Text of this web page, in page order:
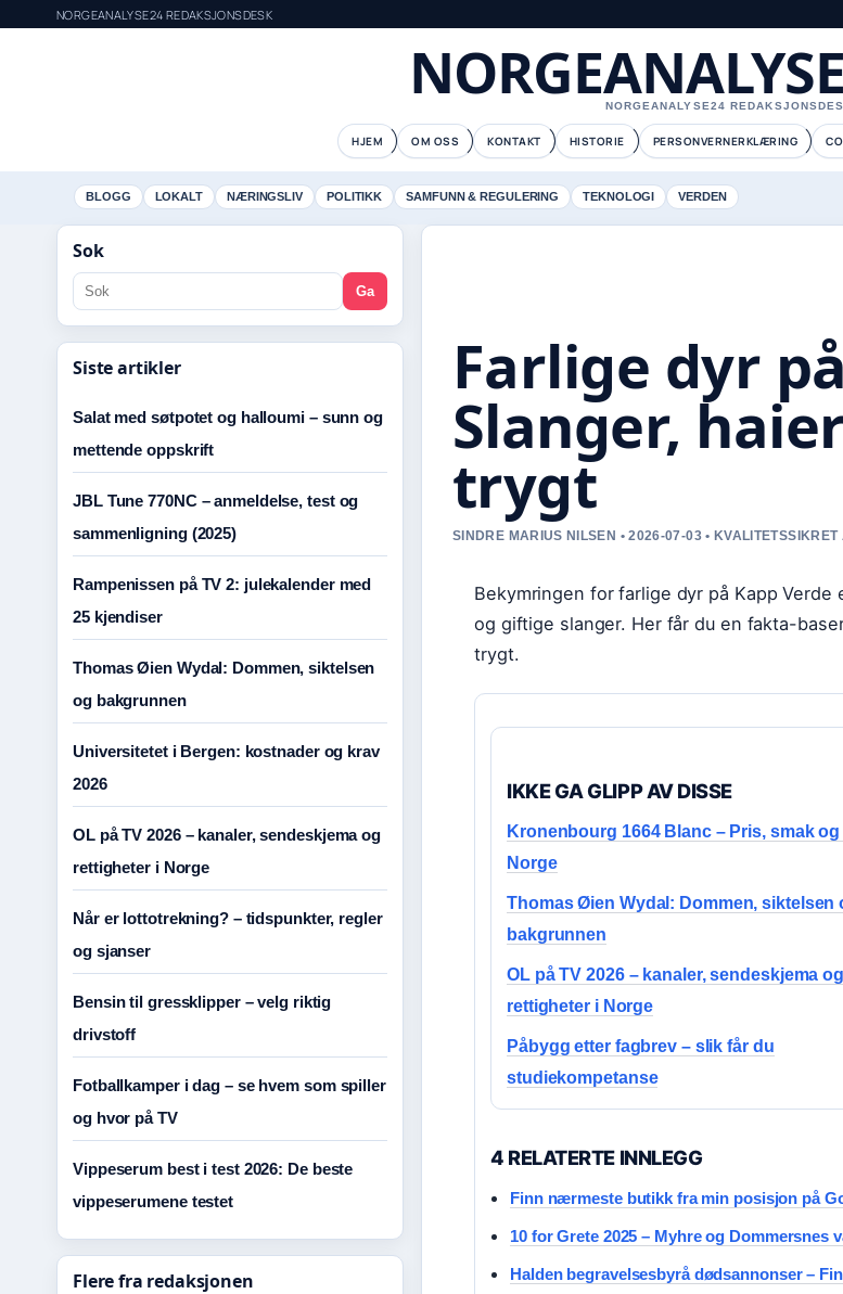
NORGEANALYSE24 REDAKSJONSDESK
NORGEANALYSE24
HJEM OM OSS KONTAKT HISTORIE PERSONVERNERKLÆRING
BLOGG LOKALT NÆRINGSLIV POLITIKK SAMFUNN & REGULERING TEKNOLOGI VERDEN
Farlige dyr
Slanger,
trygt
SINDRE MARIUS NILSEN • 2026-07-03 • KVALITETSSIKRET
Bekymringen for farlige dyr på Kapp
og giftige slanger. Her får du en fakta-
trygt.
IKKE GA GLIPP AV DISSE
Kronenbourg 1664 Blanc – Pris, smak
Norge
Thomas Øien Wydal: Dommen, siktelsen
bakgrunnen
OL på TV 2026 – kanaler, sendeskjema og
rettigheter i Norge
Påbygg etter fagbrev – slik får du
studiekompetanse
4 RELATERTE INNLEGG
Finn nærmeste butikk fra min posisjon på
10 for Grete 2025 – Myhre og Dommersnes
Halden begravelsesbyrå dødsannonser –
Sok
Ga
Siste artikler
Salat med søtpotet og halloumi – sunn og
mettende oppskrift
JBL Tune 770NC – anmeldelse, test og
sammenligning (2025)
Rampenissen på TV 2: julekalender med
25 kjendiser
Thomas Øien Wydal: Dommen, siktelsen
og bakgrunnen
Universitetet i Bergen: kostnader og krav
2026
OL på TV 2026 – kanaler, sendeskjema og
rettigheter i Norge
Når er lottotrekning? – tidspunkter, regler
og sjanser
Bensin til gressklipper – velg riktig
drivstoff
Fotballkamper i dag – se hvem som spiller
og hvor på TV
Vippeserum best i test 2026: De beste
vippeserumene testet
Flere fra redaksjonen